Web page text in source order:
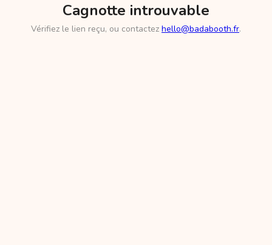
Cagnotte introuvable
Vérifiez le lien reçu, ou contactez hello@badabooth.fr.